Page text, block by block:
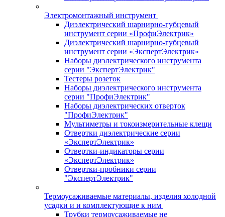
Электромонтажный инструмент
Диэлектрический шарнирно-губцевый
инструмент серии «ПрофиЭлектрик»
Диэлектрический шарнирно-губцевый
инструмент серии «ЭкспертЭлектрик»
Наборы диэлектрического инструмента
серии "ЭкспертЭлектрик"
Тестеры розеток
Наборы диэлектрического инструмента
серии "ПрофиЭлектрик"
Наборы диэлектрических отверток
"ПрофиЭлектрик"
Мультиметры и токоизмерительные клещи
Отвертки диэлектрические серии
«ЭкспертЭлектрик»
Отвертки-индикаторы серии
«ЭкспертЭлектрик»
Отвертки-пробники серии
"ЭкспертЭлектрик"
Термоусаживаемые материалы, изделия холодной
усадки и и комплектующие к ним
Трубки термоусаживаемые не